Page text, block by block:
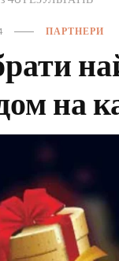
ПАРТНЕРИ
на